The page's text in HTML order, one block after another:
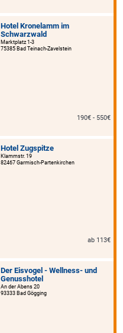
Hotel Kronelamm im
Schwarzwald
Marktplatz 1-3
75385 Bad Teinach-Zavelstein
190€ - 550€
Hotel Zugspitze
Klammstr. 19
82467 Garmisch-Partenkirchen
ab 113€
Der Eisvogel - Wellness- und
Genusshotel
An der Abens 20
93333 Bad Gögging